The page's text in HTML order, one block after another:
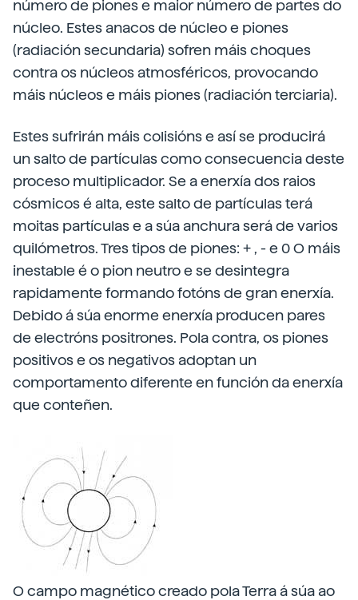
número de piones e maior número de partes do
núcleo. Estes anacos de núcleo e piones
(radiación secundaria) sofren máis choques
contra os núcleos atmosféricos, provocando
máis núcleos e máis piones (radiación terciaria).
Estes sufrirán máis colisións e así se producirá
un salto de partículas como consecuencia deste
proceso multiplicador. Se a enerxía dos raios
cósmicos é alta, este salto de partículas terá
moitas partículas e a súa anchura será de varios
quilómetros. Tres tipos de piones: + , - e 0 O máis
inestable é o pion neutro e se desintegra
rapidamente formando fotóns de gran enerxía.
Debido á súa enorme enerxía producen pares
de electróns positrones. Pola contra, os piones
positivos e os negativos adoptan un
comportamento diferente en función da enerxía
que conteñen.
O campo magnético creado pola Terra á súa ao